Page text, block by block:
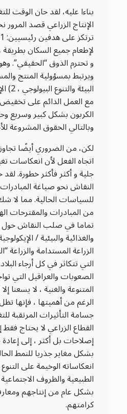
بناءا عليه، لقد حان الوقت
الإنتاج الزراعي قصد المرور
لإطعام جميع السكان
و تحترم الذوق “الحقيقي”.
ويرتبط بمسؤولية المنتج
مع العمل الدائم على
الكربون بشكل كبير وسريع
وبالتالي الحقوق المشروعة
لكن، من الضروري أيضًا
اتجاه الفعل لأن انعكاسات
جلية و أكثر فأكثر خطورة.
النقاش نحو صياغة المبادرات
للسياسات الحالية. مما لا
من المبادرات والمقترحات
تماما في صلب النقاش حول
والغذائية والبيئية /
الزراعة المستدامة والزراعة
التي تتكاثر في كل أرجاء
الصعوبات والعراقيل التي
المتنوعة والغنية ، لا يسعنا
الرغم من أهميتها ، فإنها
جسامة التأثيرات المرتقبة
القطاع الزراعي لا يحتاج
إصلاحات بل أكثر ، إلى
بشكل مغاير جذريا للنمط
انعكاساته الوخيمة على
الطبيعية والظروف
بشكل عام من إنتاجهم
كرامتهم.